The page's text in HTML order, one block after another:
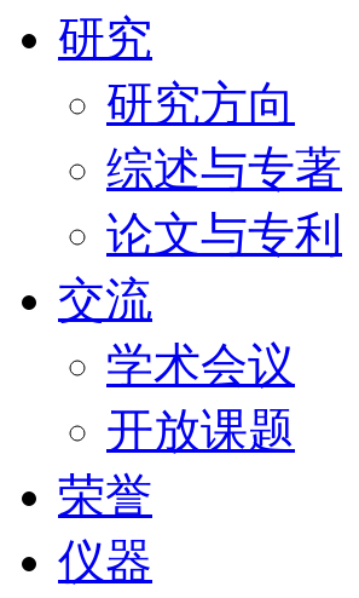
研究
研究方向
综述与专著
论文与专利
交流
学术会议
开放课题
荣誉
仪器